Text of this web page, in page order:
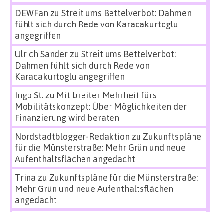
DEWFan zu Streit ums Bettelverbot: Dahmen
fühlt sich durch Rede von Karacakurtoglu
angegriffen
Ulrich Sanderzu Streit ums Bettelverbot:
Dahmen fühlt sich durch Rede von
Karacakurtoglu angegriffen
Ingo St.zu Mit breiter Mehrheit fürs
Mobilitätskonzept: Über Möglichkeiten der
Finanzierung wird beraten
Nordstadtblogger-Redaktion zu Zukunftspläne
für die Münsterstraße: Mehr Grün und neue
Aufenthaltsflächen angedacht
Trina zu Zukunftspläne für die Münsterstraße:
Mehr Grün und neue Aufenthaltsflächen
angedacht